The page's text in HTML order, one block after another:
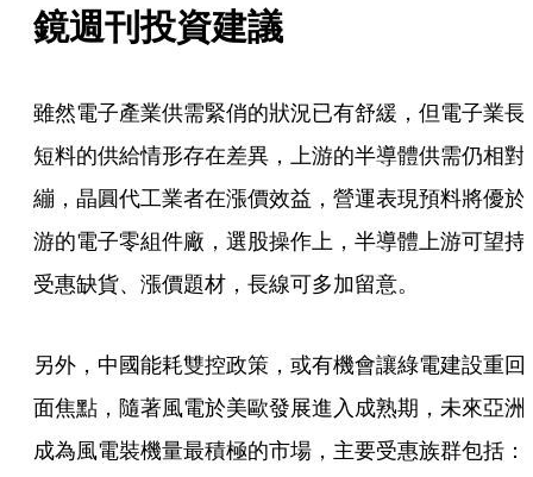
鏡週刊投資建議
雖然電子產業供需緊俏的狀況已有舒緩，但電子業長
短料的供給情形存在差異，上游的半導體供需仍相對
繃，晶圓代工業者在漲價效益，營運表現預料將優於
游的電子零組件廠，選股操作上，半導體上游可望持
受惠缺貨、漲價題材，長線可多加留意。
另外，中國能耗雙控政策，或有機會讓綠電建設重回
面焦點，隨著風電於美歐發展進入成熟期，未來亞洲
成為風電裝機量最積極的市場，主要受惠族群包括：